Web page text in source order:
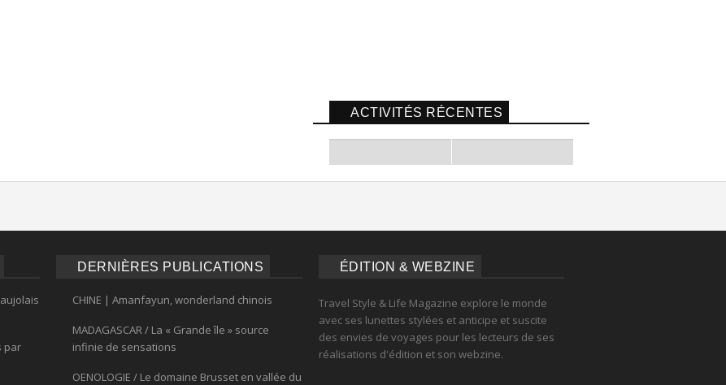
ACTIVITÉS RÉCENTES
par
DERNIÈRES PUBLICATIONS
CHINE | Amanfayun, wonderland chinois
MADAGASCAR / La « Grande île » source
infinie de sensations
OENOLOGIE / Le domaine Brusset en vallée du
ÉDITION & WEBZINE
Travel Style & Life Magazine explore le monde
avec ses lunettes stylées et anticipe et suscite
des envies de voyages pour les lecteurs de ses
réalisations d'édition et son webzine.